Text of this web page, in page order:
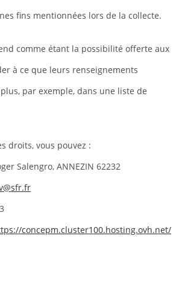
fins mentionnées lors de la collecte.
comme étant la possibilité offerte aux
à ce que leurs renseignements
par exemple, dans une liste de
droits, vous pouvez :
Salengro, ANNEZIN 62232
concepm.cluster100.hosting.ovh.net/